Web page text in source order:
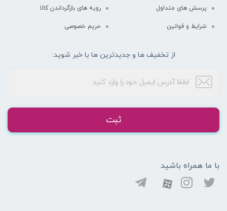
پرسش های متداول رویه های بازگرداندن کالا
شرایط و قوانین حریم خصوصی
از تخفیف ها و جدیدترین ها با خبر شوید:
ثبت
با ما همراه باشید